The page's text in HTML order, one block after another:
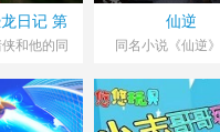
日记 第
和他的同
仙逆
同名小说《仙逆